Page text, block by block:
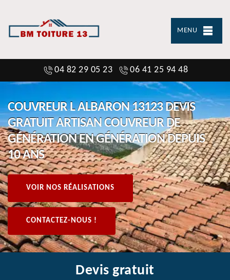
MENU
04 82 29 05 23 06 41 25 94 48
COUVREUR L ALBARON 13123 DEVIS
GRATUIT ARTISAN COUVREUR DE
GÉNÉRATION EN GÉNÉRATION DEPUIS
10 ANS
VOIR NOS RÉALISATIONS
CONTACTEZ-NOUS !
Devis gratuit